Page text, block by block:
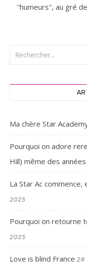
"humeurs", au gré
Ma chère Star
Pourquoi on adore
Hill) même des
La Star Ac commence,
2025
Pourquoi on retourne
2025
Love is blind France 28